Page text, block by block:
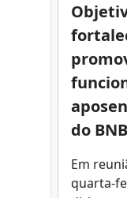
do BNB
Em
quarta-